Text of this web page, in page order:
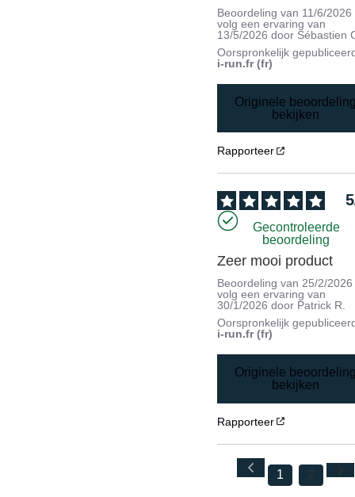
Beoordeling van 11/6/2026
volg een ervaring van
13/5/2026 door Sébastien
Oorspronkelijk
i-run.fr (fr)
Originele
bekijken
Rapporteer
5
Gecontroleerde
beoordeling
Zeer mooi product
Beoordeling van25/2/2026
volg een ervaring van
30/1/2026 door Patrick R.
Oorspronkelijk
i-run.fr (fr)
Originele
bekijken
Rapporteer
1 2